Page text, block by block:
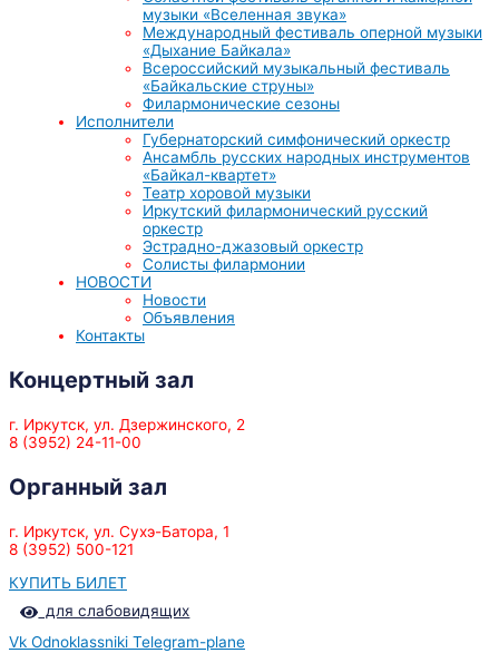
музыки «Вселенная звука»
Международный фестиваль оперной музыки
«Дыхание Байкала»
Всероссийский музыкальный фестиваль
«Байкальские струны»
Филармонические сезоны
Исполнители
Губернаторский симфонический оркестр
Ансамбль русских народных инструментов
«Байкал-квартет»
Театр хоровой музыки
Иркутский филармонический русский
оркестр
Эстрадно-джазовый оркестр
Солисты филармонии
НОВОСТИ
Новости
Объявления
Контакты
Концертный зал
г. Иркутск, ул. Дзержинского, 2
8 (3952) 24-11-00
Органный зал
г. Иркутск, ул. Сухэ-Батора, 1
8 (3952) 500-121
КУПИТЬ БИЛЕТ
для слабовидящих
Vk Odnoklassniki Telegram-plane